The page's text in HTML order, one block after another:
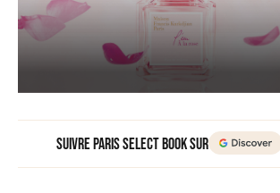
Suivre Paris Select Book sur